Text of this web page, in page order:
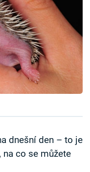
dnešní den – to je
na co se můžete